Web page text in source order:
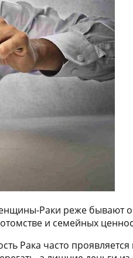
Раки реже бывают
и семейных
Рака часто